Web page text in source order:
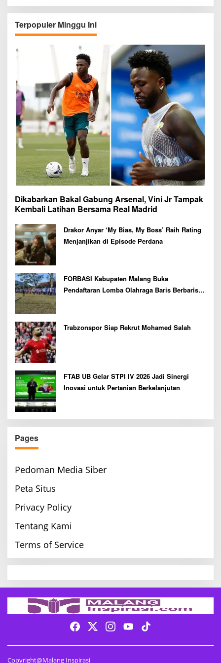
Terpopuler Minggu Ini
Dikabarkan Bakal Gabung Arsenal, Vini Jr Tampak
Kembali Latihan Bersama Real Madrid
Drakor Anyar ‘My Bias, My Boss’ Raih Rating
Menjanjikan di Episode Perdana
FORBASI Kabupaten Malang Buka
Pendaftaran Lomba Olahraga Baris Berbaris
Trabzonspor Siap Rekrut Mohamed Salah
FTAB UB Gelar STPI IV 2026 Jadi Sinergi
Inovasi untuk Pertanian Berkelanjutan
Pages
Pedoman Media Siber
Peta Situs
Privacy Policy
Tentang Kami
Terms of Service
Copyright@Malang Inspirasi